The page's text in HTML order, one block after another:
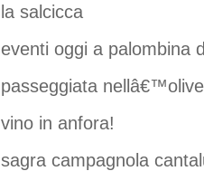
la salcicca
eventi oggi a palombina
passeggiata
vino in anfora!
sagra campagnola